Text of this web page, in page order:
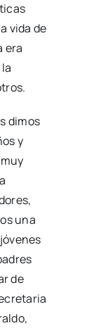
vida de
era
dimos
y
una
de